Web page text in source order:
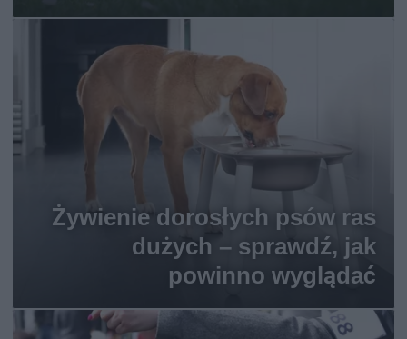
Żywienie dorosłych psów ras
dużych – sprawdź, jak
powinno wyglądać